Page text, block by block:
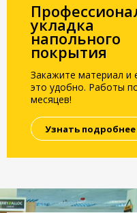
укладка
напольного
покрытия
Закажите материал и
это удобно. Работы
месяцев!
Узнать подробнее